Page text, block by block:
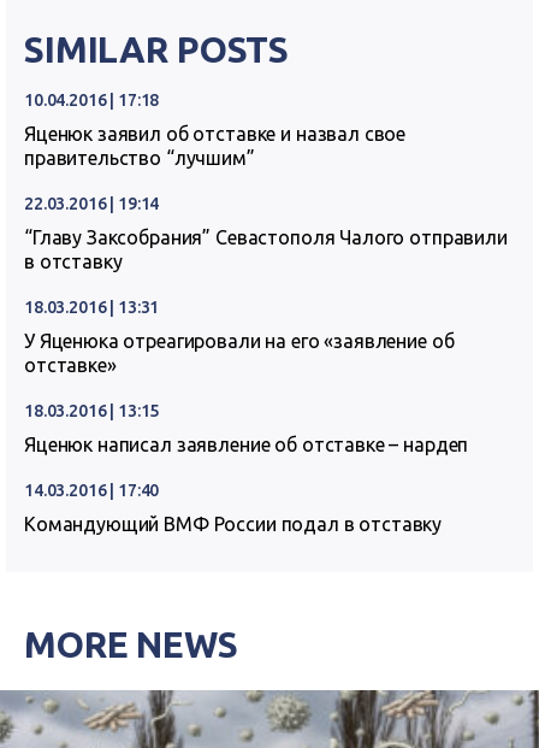
SIMILAR POSTS
10.04.2016 | 17:18
Яценюк заявил об отставке и назвал свое
правительство “лучшим”
22.03.2016 | 19:14
“Главу Заксобрания” Севастополя Чалого отправили
в отставку
18.03.2016 | 13:31
У Яценюка отреагировали на его «заявление об
отставке»
18.03.2016 | 13:15
Яценюк написал заявление об отставке – нардеп
14.03.2016 | 17:40
Командующий ВМФ России подал в отставку
MORE NEWS